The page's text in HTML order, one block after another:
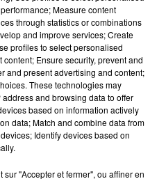
pour mettre en
à la pétanque
Measure content
through statistics or combinations
and improve services; Create
profiles to select personalised
Ensure security, prevent and
and present advertising and content;
These technologies may
and browsing data to offer
based on information actively
data; Match and combine data from
Identify devices based on
"Accepter et fermer", ou affiner en